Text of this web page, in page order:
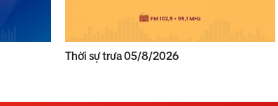
Thời sự trưa 05/8/2026